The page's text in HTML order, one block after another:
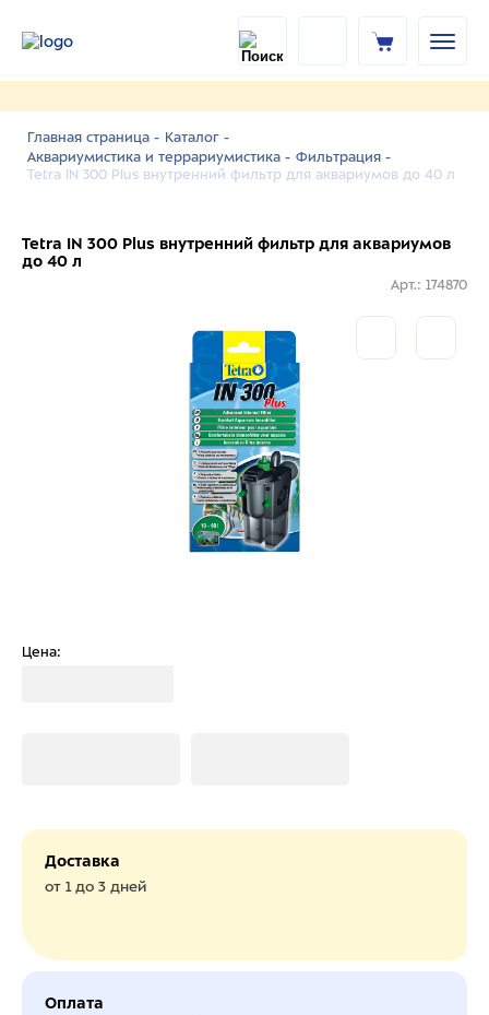
Главная страница - Каталог -
Аквариумистика и террариумистика - Фильтрация -
Tetra IN 300 Plus внутренний фильтр для аквариумов до 40 л
Tetra IN 300 Plus внутренний фильтр для аквариумов
до 40 л
Арт.: 174870
Цена:
Доставка
от 1 до 3 дней
Оплата